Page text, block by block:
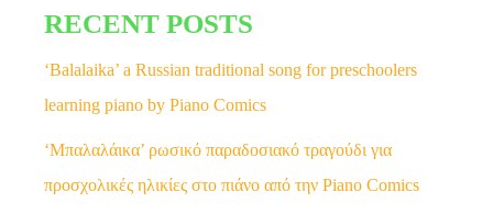
RECENT POSTS
‘Balalaika’ a Russian traditional song for preschoolers
learning piano by Piano Comics
‘Μπαλαλάικα’ ρωσικό παραδοσιακό τραγούδι για
προσχολικές ηλικίες στο πιάνο από την Piano Comics